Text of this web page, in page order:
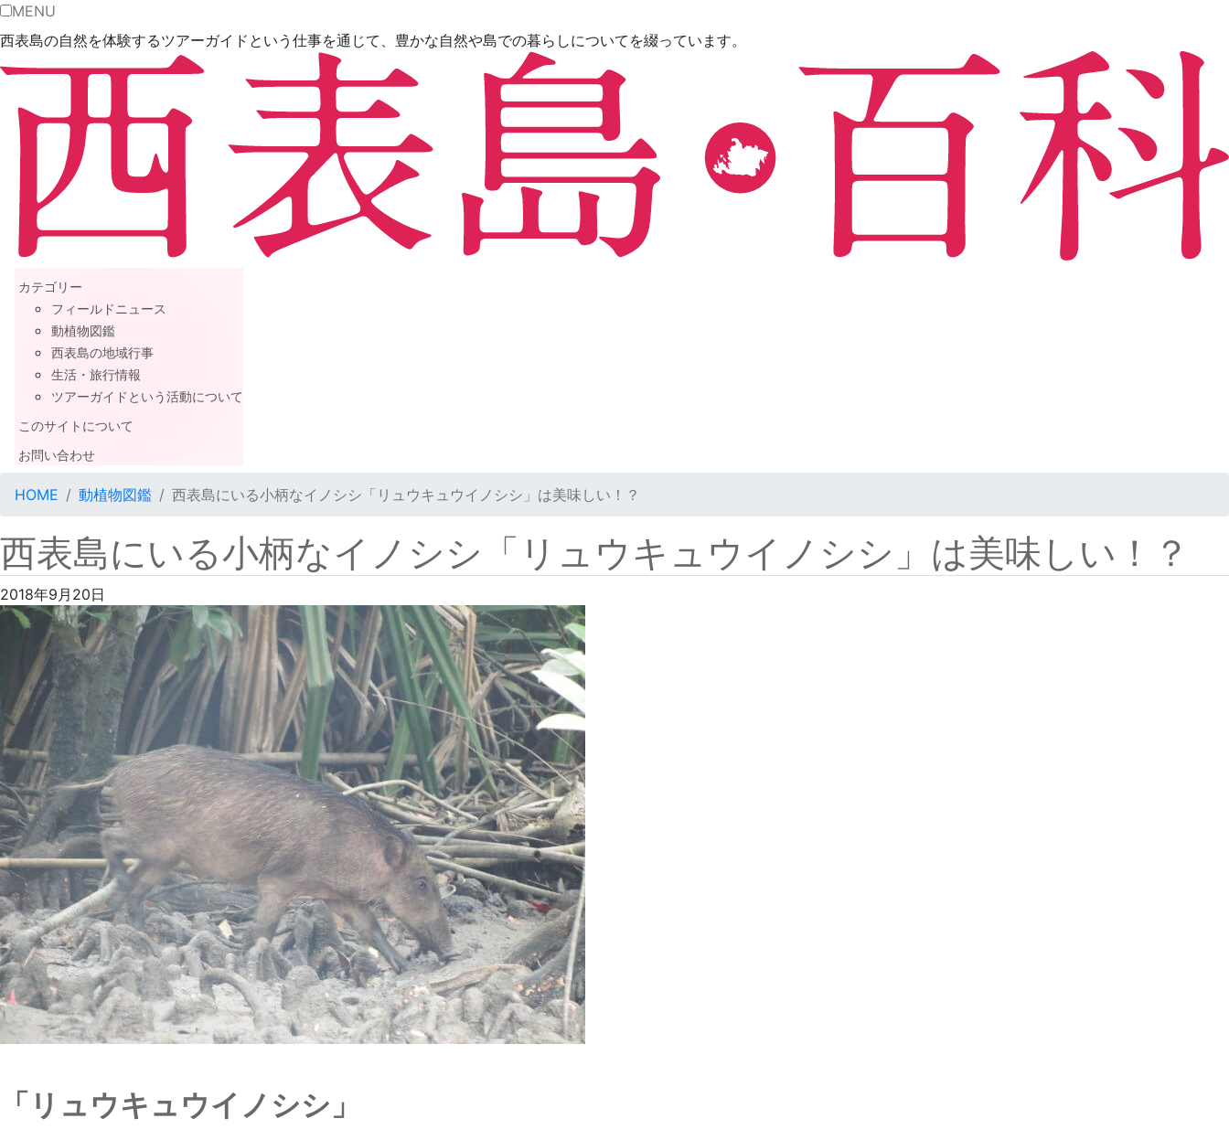
MENU
西表島の自然を体験するツアーガイドという仕事を通じて、豊かな自然や島での暮らしについてを綴っています。
カテゴリー
フィールドニュース
動植物図鑑
西表島の地域行事
生活・旅行情報
ツアーガイドという活動について
このサイトについて
お問い合わせ
HOME 動植物図鑑 西表島にいる小柄なイノシシ「リュウキュウイノシシ」は美味しい！？
西表島にいる小柄なイノシシ「リュウキュウイノシシ」は美味しい！？
2018年9月20日
「リュウキュウイノシシ」